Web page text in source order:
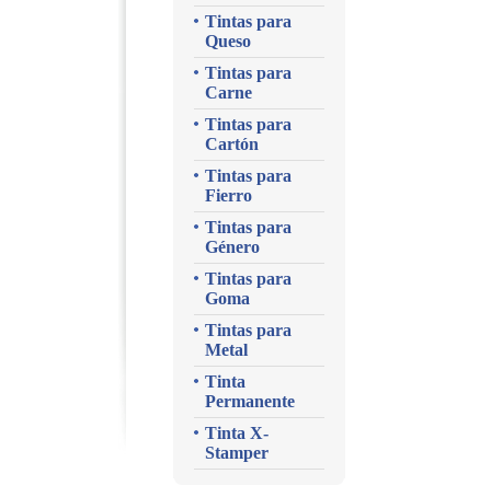
Tintas para
Queso
Tintas para
Carne
Tintas para
Cartón
Tintas para
Fierro
Tintas para
Género
Tintas para
Goma
Tintas para
Metal
Tinta
Permanente
Tinta X-
Stamper